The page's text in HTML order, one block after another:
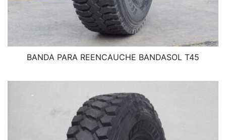
BANDA PARA REENCAUCHE BANDASOL T45